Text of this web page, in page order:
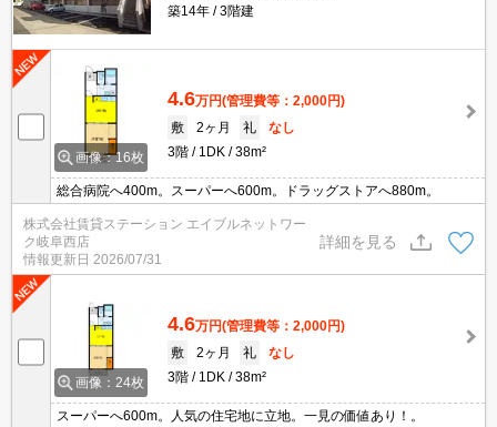
築14年
3階建
画像：16枚
4.6万円(管理費等：2,000円)
敷
2ヶ月 礼
なし
3階
1DK 38m²
総合病院へ400m。スーパーへ600m。ドラッグストアへ880m。
株式会社賃貸ステーション エイブルネットワー
ク岐阜西店
情報更新日 2026/07/31
詳細を見る
画像：24枚
4.6万円(管理費等：2,000円)
敷
2ヶ月 礼
なし
3階
1DK 38m²
スーパーへ600m。人気の住宅地に立地。一見の価値あり！。